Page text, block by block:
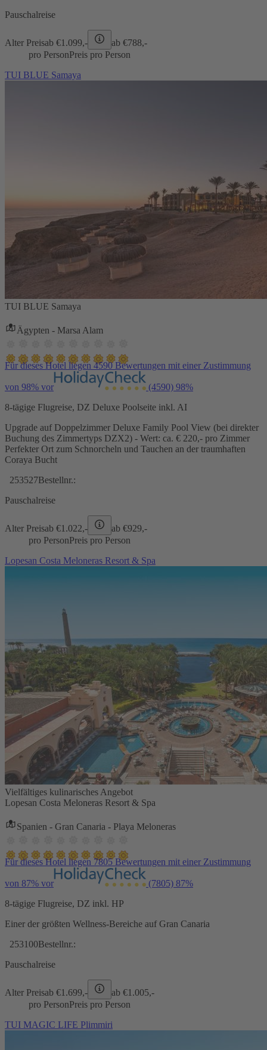
Pauschalreise
Alter Preisab €1.099,- ab €788,-
pro PersonPreis pro Person
TUI BLUE Samaya
TUI BLUE Samaya
Ägypten - Marsa Alam
Für dieses Hotel liegen 4590 Bewertungen mit einer Zustimmung
von 98% vor (4590) 98%
8-tägige Flugreise, DZ Deluxe Poolseite inkl. AI
Upgrade auf Doppelzimmer Deluxe Family Pool View (bei direkter
Buchung des Zimmertyps DZX2) - Wert: ca. € 220,- pro Zimmer
Perfekter Ort zum Schnorcheln und Tauchen an der traumhaften
Coraya Bucht
253527Bestellnr.:
Pauschalreise
Alter Preisab €1.022,- ab €929,-
pro PersonPreis pro Person
Lopesan Costa Meloneras Resort & Spa
Vielfältiges kulinarisches Angebot
Lopesan Costa Meloneras Resort & Spa
Spanien - Gran Canaria - Playa Meloneras
Für dieses Hotel liegen 7805 Bewertungen mit einer Zustimmung
von 87% vor (7805) 87%
8-tägige Flugreise, DZ inkl. HP
Einer der größten Wellness-Bereiche auf Gran Canaria
253100Bestellnr.:
Pauschalreise
Alter Preisab €1.699,- ab €1.005,-
pro PersonPreis pro Person
TUI MAGIC LIFE Plimmiri